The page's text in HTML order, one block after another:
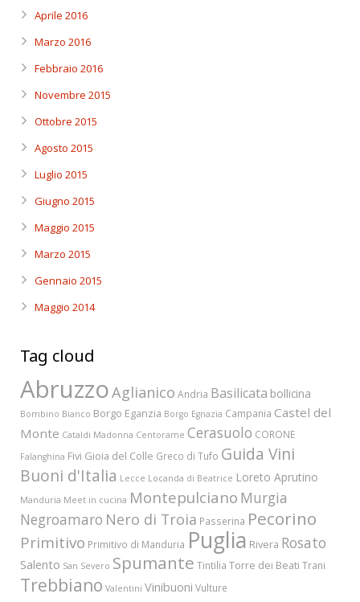
Aprile 2016
Marzo 2016
Febbraio 2016
Novembre 2015
Ottobre 2015
Agosto 2015
Luglio 2015
Giugno 2015
Maggio 2015
Marzo 2015
Gennaio 2015
Maggio 2014
Tag cloud
AbruzzoAglianico Andria Basilicata bollicina
Bombino Bianco Borgo Eganzia Borgo Egnazia Campania Castel del
Monte Cataldi Madonna Centorame Cerasuolo CORONE
Falanghina Fivi Gioia del Colle Greco di Tufo Guida Vini
Buoni d'Italia Lecce Locanda di Beatrice Loreto Aprutino
Manduria Meet in cucina Montepulciano Murgia
Negroamaro Nero di Troia Passerina Pecorino
Primitivo Primitivo di Manduria Puglia Rivera Rosato
Salento San Severo Spumante Tintilia Torre dei Beati Trani
Trebbiano Valentini Vinibuoni Vulture